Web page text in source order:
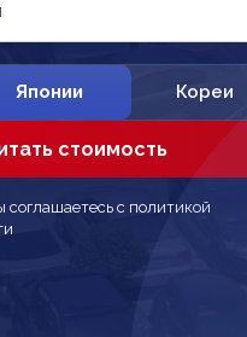
Японии Кореи
стоимость
с политикой